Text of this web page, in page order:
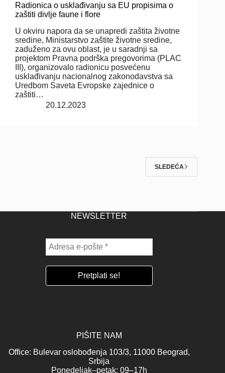
Radionica o usklađivanju sa EU propisima o
zaštiti divlje faune i flore
U okviru napora da se unapredi zaštita životne
sredine, Ministarstvo zaštite životne sredine,
zaduženo za ovu oblast, je u saradnji sa
projektom Pravna podrška pregovorima (PLAC
III), organizovalo radionicu posvećenu
usklađivanju nacionalnog zakonodavstva sa
Uredbom Saveta Evropske zajednice o
zaštiti…
20.12.2023
SLEDEĆA
NEWSLETTER
PIŠITE NAM
Office: Bulevar oslobođenja 103/3, 11000 Beograd,
Srbija
Ponedeljak–petak: 09–17h